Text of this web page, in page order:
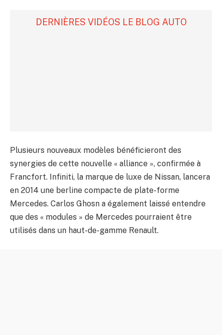
DERNIÈRES VIDÉOS LE BLOG AUTO
Plusieurs nouveaux modèles bénéficieront des
synergies de cette nouvelle « alliance », confirmée à
Francfort. Infiniti, la marque de luxe de Nissan, lancera
en 2014 une berline compacte de plate-forme
Mercedes. Carlos Ghosn a également laissé entendre
que des « modules » de Mercedes pourraient être
utilisés dans un haut-de-gamme Renault.